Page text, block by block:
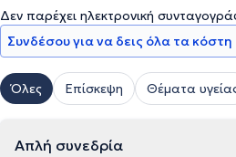
Δεν παρέχει ηλεκτρονική
Συνδέσου για να δεις όλα τα κόστη
Όλες Επίσκεψη Θέματα
Απλή συνεδρία